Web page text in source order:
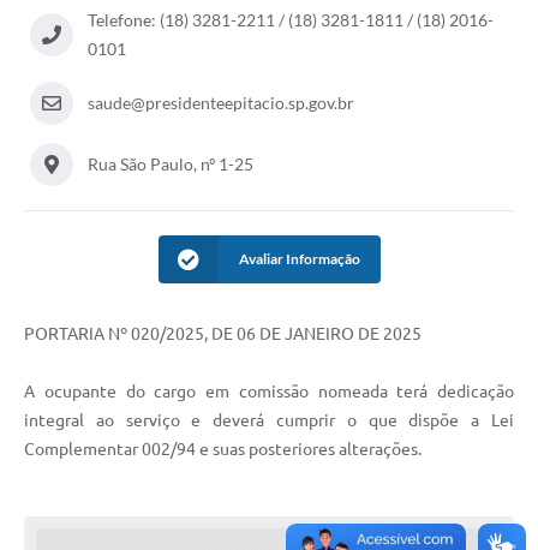
Telefone: (18) 3281-2211 / (18) 3281-1811 / (18) 2016-
0101
saude@presidenteepitacio.sp.gov.br
Rua São Paulo, nº 1-25
Avaliar Informação
PORTARIA Nº 020/2025, DE 06 DE JANEIRO DE 2025
A ocupante do cargo em comissão nomeada terá dedicação
integral ao serviço e deverá cumprir o que dispõe a Lei
Complementar 002/94 e suas posteriores alterações.